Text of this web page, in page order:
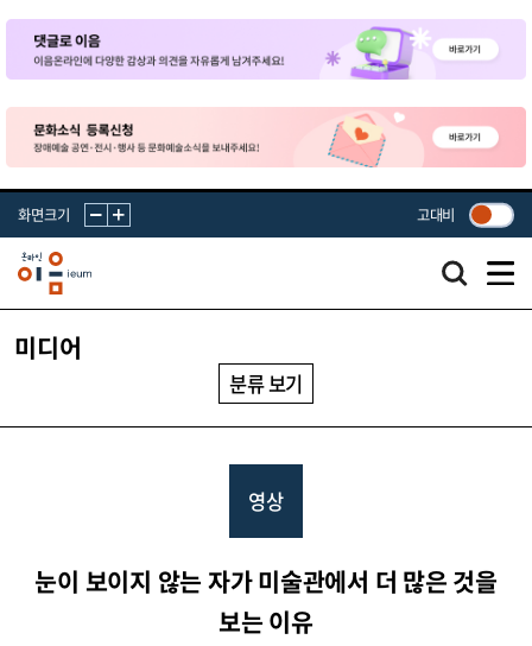
화면크기 고대비
미디어
분류 보기
영상
눈이 보이지 않는 자가 미술관에서 더 많은 것을
보는 이유